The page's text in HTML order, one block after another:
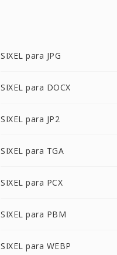
SIXEL para JPG
SIXEL para DOCX
SIXEL para JP2
SIXEL para TGA
SIXEL para PCX
SIXEL para PBM
SIXEL para WEBP